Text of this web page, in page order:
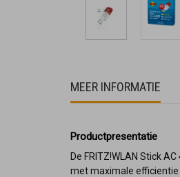
MEER INFORMATIE
Productpresentatie
De FRITZ!WLAN Stick
met maximale efficientie